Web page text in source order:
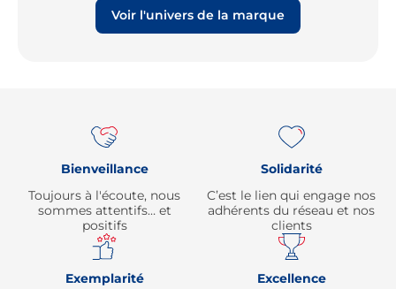
Voir l'univers de la marque
Bienveillance
Toujours à l'écoute, nous
sommes attentifs… et
positifs
Solidarité
C’est le lien qui engage nos
adhérents du réseau et nos
clients
Exemplarité
Excellence